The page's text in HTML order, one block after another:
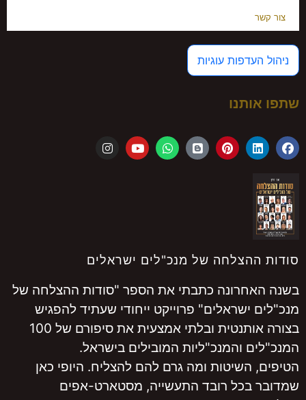
צור קשר
ניהול העדפות עוגיות
שתפו אותנו
סודות ההצלחה של מנכ"לים ישראלים
בשנה האחרונה כתבתי את הספר "סודות ההצלחה של
מנכ"לים ישראלים" פרוייקט ייחודי שעתיד להפגיש
בצורה אותנטית ובלתי אמצעית את סיפורם של 100
המנכ"לים והמנכ"ליות המובילים בישראל.
הטיפים, השיטות ומה גרם להם להצליח. היופי כאן
שמדובר בכל רובד התעשייה, מסטארט-אפים